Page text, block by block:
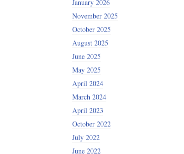
January 2026
November 2025
October 2025
August 2025
June 2025
May 2025
April 2024
March 2024
April 2023
October 2022
July 2022
June 2022